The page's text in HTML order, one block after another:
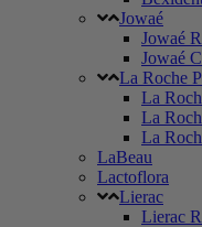
Jowaé
Jowaé
Jowaé
La Roche
La
La
La
LaBeau
Lactoflora
Lierac
Lierac